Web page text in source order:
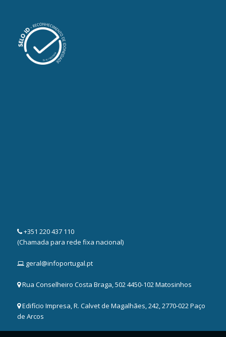
+351 220 437 110
(Chamada para rede fixa nacional)
geral@infoportugal.pt
Rua Conselheiro Costa Braga, 502 4450-102 Matosinhos
Edifício Impresa, R. Calvet de Magalhães, 242, 2770-022 Paço
de Arcos